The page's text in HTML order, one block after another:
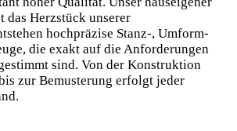
das Herzstück unserer
hochpräzise Stanz-, Umform-
die exakt auf die Anforderungen
sind. Von der Konstruktion
zur Bemusterung erfolgt jeder